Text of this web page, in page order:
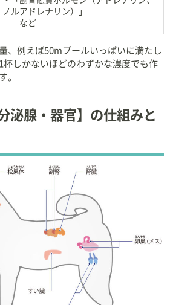
ノルアドレナリン）」
など
、例えば50mプールいっぱいに満たし
杯しかないほどのわずかな濃度でも作
。
泌腺・器官】の仕組みと